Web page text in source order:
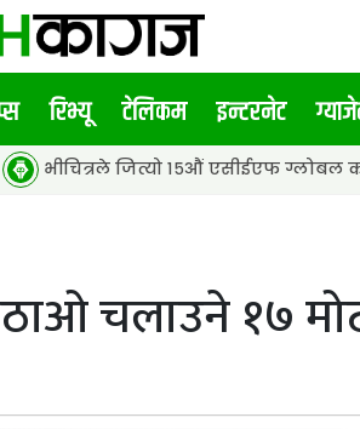
रिभ्यू टेलिकम इन्टरनेट
जित्यो १५औं एसीईएफ ग्लोबल कस्टमर
चलाउने १७